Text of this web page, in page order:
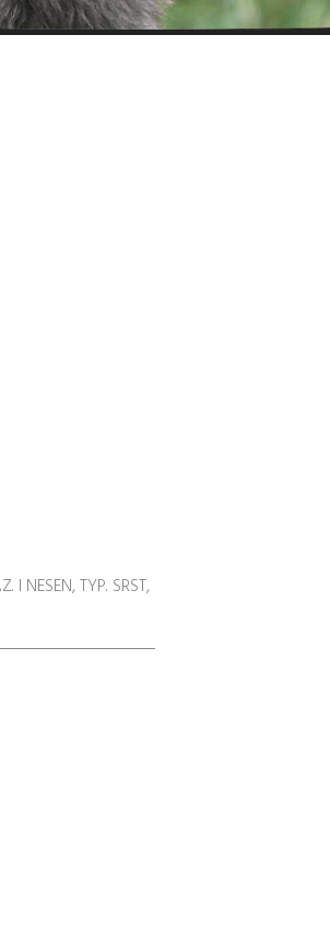
I NESEN, TYP. SRST,